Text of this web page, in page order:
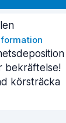
bekräftelse!
körsträcka